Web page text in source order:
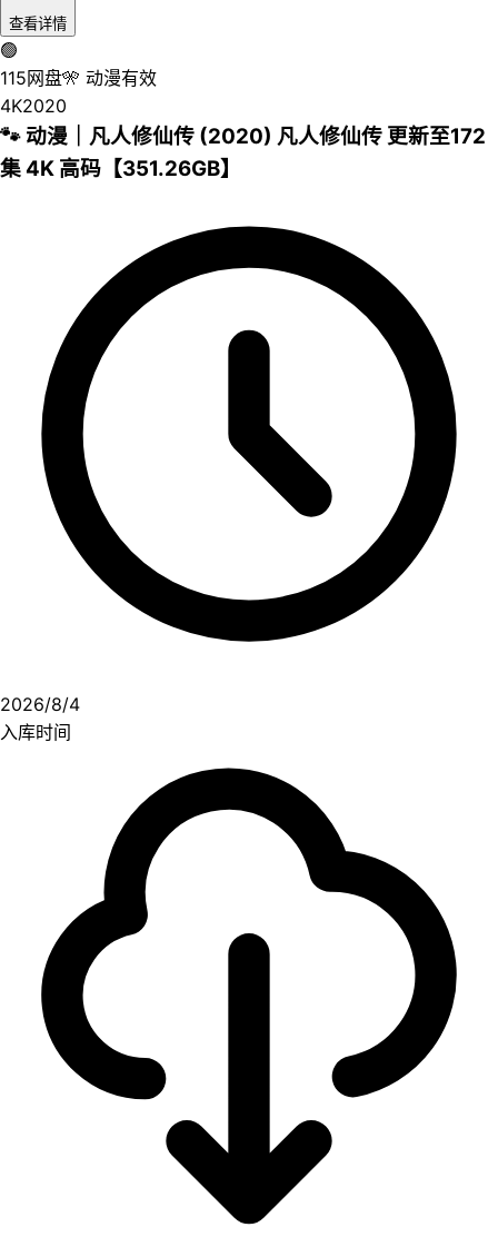
查看详情
🟢
115网盘🎌 动漫有效
4K2020
🐾 动漫｜凡人修仙传 (2020) 凡人修仙传 更新至172
集 4K 高码【351.26GB】
2026/8/4
入库时间